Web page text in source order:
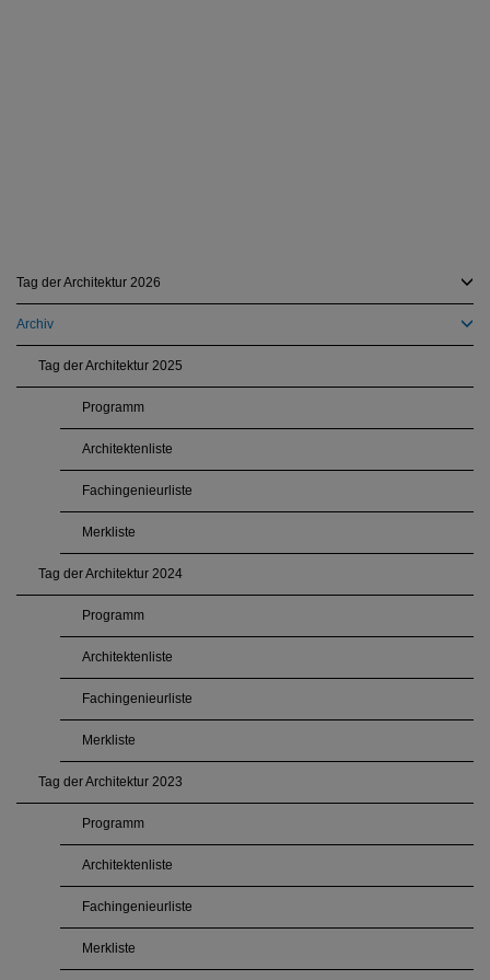
Tag der Architektur 2026
Archiv
Tag der Architektur 2025
Programm
Architektenliste
Fachingenieurliste
Merkliste
Tag der Architektur 2024
Programm
Architektenliste
Fachingenieurliste
Merkliste
Tag der Architektur 2023
Programm
Architektenliste
Fachingenieurliste
Merkliste